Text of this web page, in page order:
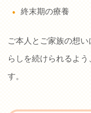
終末期の療養
ご本人とご家族の想
らしを続けられるよ
す。